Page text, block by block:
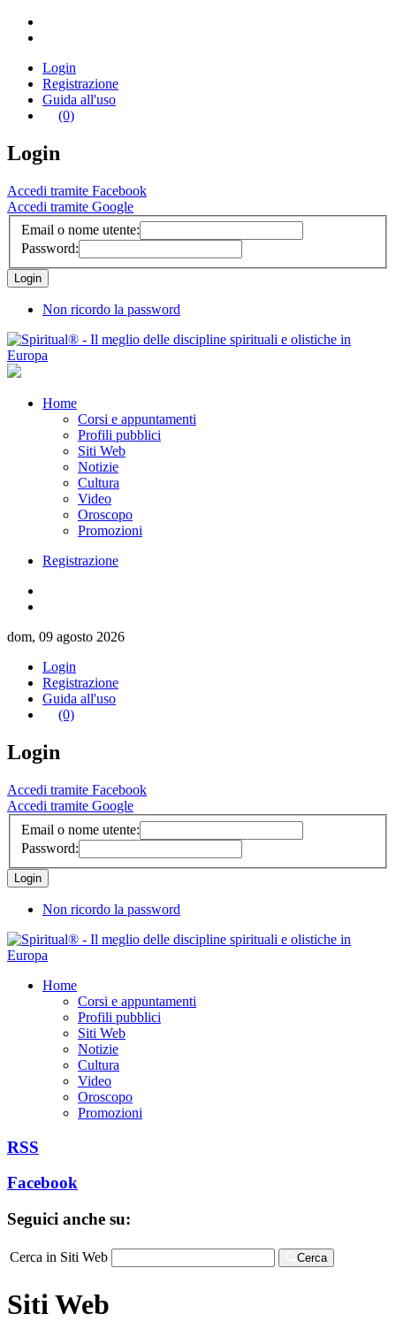
Login
Registrazione
Guida all'uso
(0)
Login
Accedi tramite Facebook
Accedi tramite Google
Email o nome utente:
Password:
Non ricordo la password
Home
Corsi e appuntamenti
Profili pubblici
Siti Web
Notizie
Cultura
Video
Oroscopo
Promozioni
Registrazione
dom, 09 agosto 2026
Login
Registrazione
Guida all'uso
(0)
Login
Accedi tramite Facebook
Accedi tramite Google
Email o nome utente:
Password:
Non ricordo la password
Home
Corsi e appuntamenti
Profili pubblici
Siti Web
Notizie
Cultura
Video
Oroscopo
Promozioni
RSS
Facebook
Seguici anche su:
Cerca in Siti Web Cerca
Siti Web